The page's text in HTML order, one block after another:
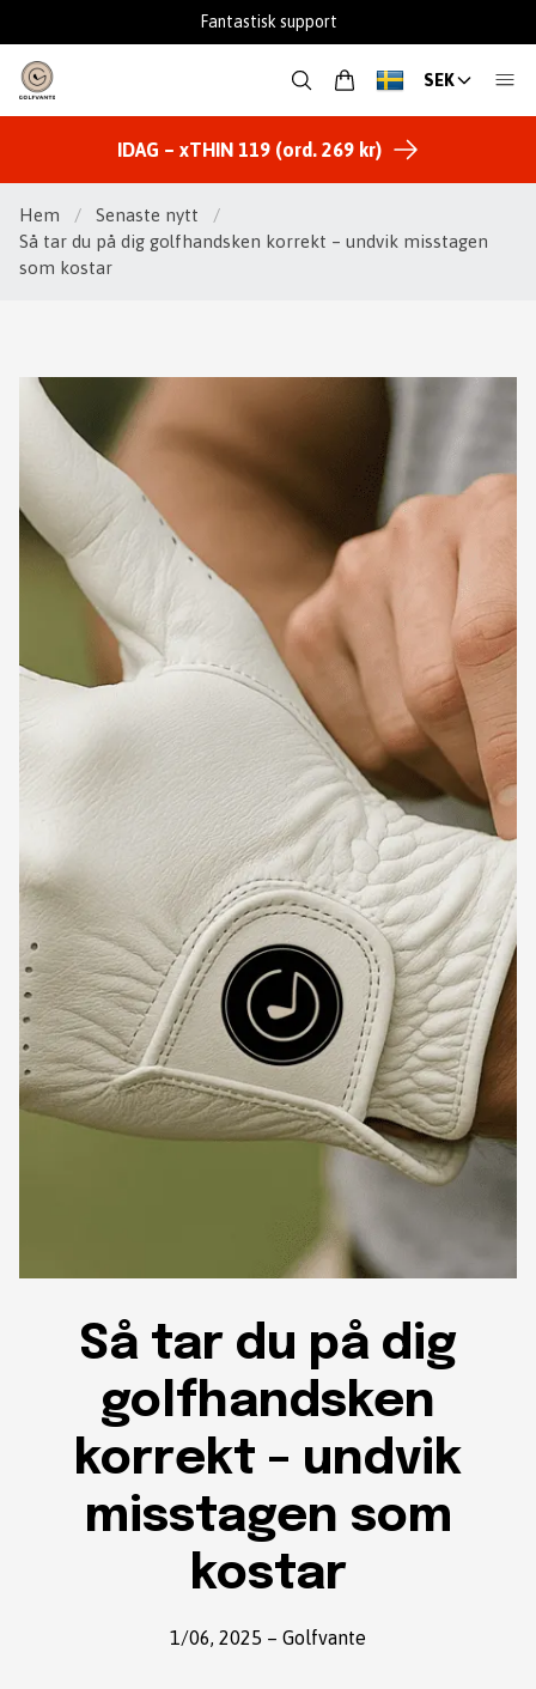
Fantastisk support
SEK
IDAG – xTHIN 119 (ord. 269 kr)
Hem / Senaste nytt
/
Så tar du på dig golfhandsken korrekt – undvik misstagen
som kostar
Så tar du på dig
golfhandsken
korrekt – undvik
misstagen som
kostar
1/06, 2025 – Golfvante